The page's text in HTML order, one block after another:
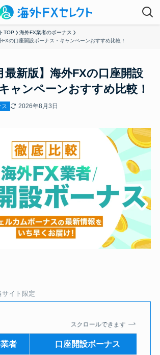
TOP
海外FX業者のボーナス
FXの口座開設ボーナス・キャンペーンおすすめ比較！
最新版】海外FXの口座開設
ャンペーンおすすめ比較！
2026年8月3日
サイト限定
スクロールできます
者 口座開設ボーナス